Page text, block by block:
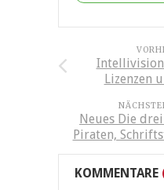
Intellivision
Lizenzen
Neues Die
Piraten,
KOMMENTARE